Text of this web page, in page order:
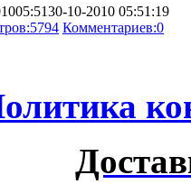
05:5130-10-2010 05:51:19
5794 Комментариев:0